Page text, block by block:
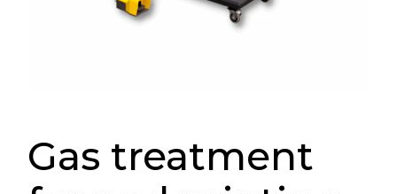
Gas treatment